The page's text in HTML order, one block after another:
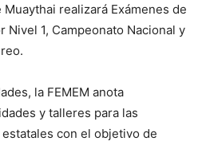
realizará Exámenes de
Nivel 1, Campeonato Nacional y
la FEMEM anota
y talleres para las
con el objetivo de